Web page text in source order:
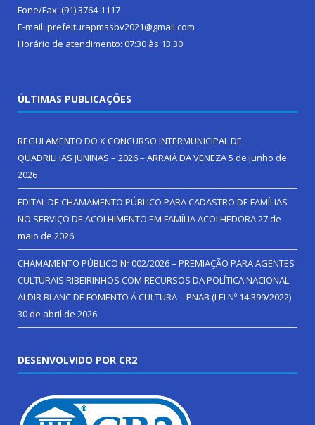
Fone/Fax: (91) 3764-1117
E-mail: prefeiturapmssbv2021@gmail.com
Horário de atendimento: 07:30 às 13:30
ÚLTIMAS PUBLICAÇÕES
REGULAMENTO DO X CONCURSO INTERMUNICIPAL DE
QUADRILHAS JUNINAS – 2026 – ARRAIÁ DA VENEZA5 de junho de
2026
EDITAL DE CHAMAMENTO PÚBLICO PARA CADASTRO DE FAMÍLIAS
NO SERVIÇO DE ACOLHIMENTO EM FAMÍLIA ACOLHEDORA27 de
maio de 2026
CHAMAMENTO PÚBLICO Nº 002/2026 – PREMIAÇÃO PARA AGENTES
CULTURAIS RIBEIRINHOS COM RECURSOS DA POLÍTICA NACIONAL
ALDIR BLANC DE FOMENTO Á CULTURA – PNAB (LEI Nº 14.399/2022)
30 de abril de 2026
DESENVOLVIDO POR CR2